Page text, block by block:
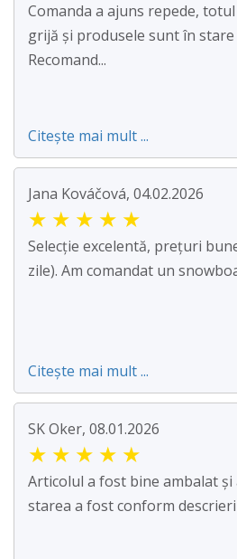
Comanda a ajuns repede,
grijă și produsele sunt în stare
Recomand...
Citește mai mult ...
Jana Kováčová, 04.02.2026
★ ★ ★ ★ ★
Selecție excelentă, prețuri
zile). Am comandat un
Citește mai mult ...
SK Oker, 08.01.2026
★ ★ ★ ★ ★
Articolul a fost bine ambalat
starea a fost conform